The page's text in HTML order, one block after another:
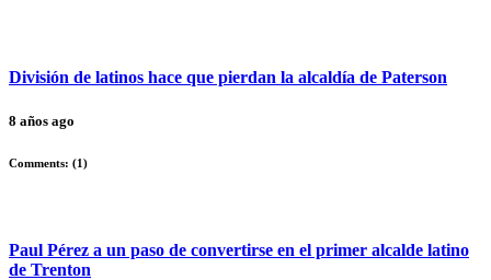
División de latinos hace que pierdan la alcaldía de Paterson
8 años ago
Comments: (1)
Paul Pérez a un paso de convertirse en el primer alcalde latino
de Trenton